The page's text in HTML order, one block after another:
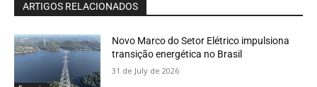
ARTIGOS RELACIONADOS
Novo Marco do Setor Elétrico impulsiona
transição energética no Brasil
31 de July de 2026